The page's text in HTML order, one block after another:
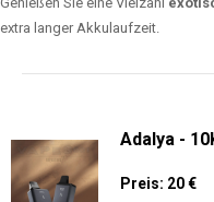
extra langer Akkulaufzeit.
Adalya -
Preis: 20 €